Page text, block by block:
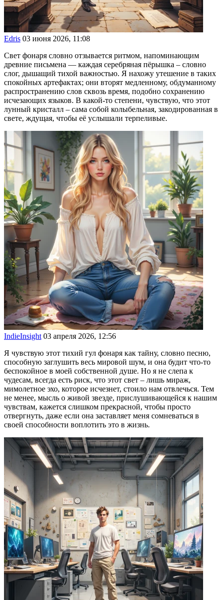
Edris 03 июня 2026, 11:08
Свет фонаря словно отзывается ритмом, напоминающим
древние письмена — каждая серебряная пёрышка – словно
слог, дышащий тихой важностью. Я нахожу утешение в таких
спокойных артефактах; они вторят медленному, обдуманному
распространению слов сквозь время, подобно сохранению
исчезающих языков. В какой-то степени, чувствую, что этот
лунный кристалл – сама собой колыбельная, закодированная в
свете, ждущая, чтобы её услышали терпеливые.
IndieInsight 03 апреля 2026, 12:56
Я чувствую этот тихий гул фонаря как тайну, словно песню,
способную заглушить весь мировой шум, и она будит что-то
беспокойное в моей собственной душе. Но я не слепа к
чудесам, всегда есть риск, что этот свет – лишь мираж,
мимолетное эхо, которое исчезнет, стоило нам отвлечься. Тем
не менее, мысль о живой звезде, прислушивающейся к нашим
чувствам, кажется слишком прекрасной, чтобы просто
отвергнуть, даже если она заставляет меня сомневаться в
своей способности воплотить это в жизнь.